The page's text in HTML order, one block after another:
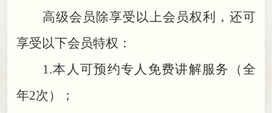
高级会员除享受以上会员权利
， 还可
享受以下会员特权：
1.本人可预约专人免费讲解服务（全
年2次）
；